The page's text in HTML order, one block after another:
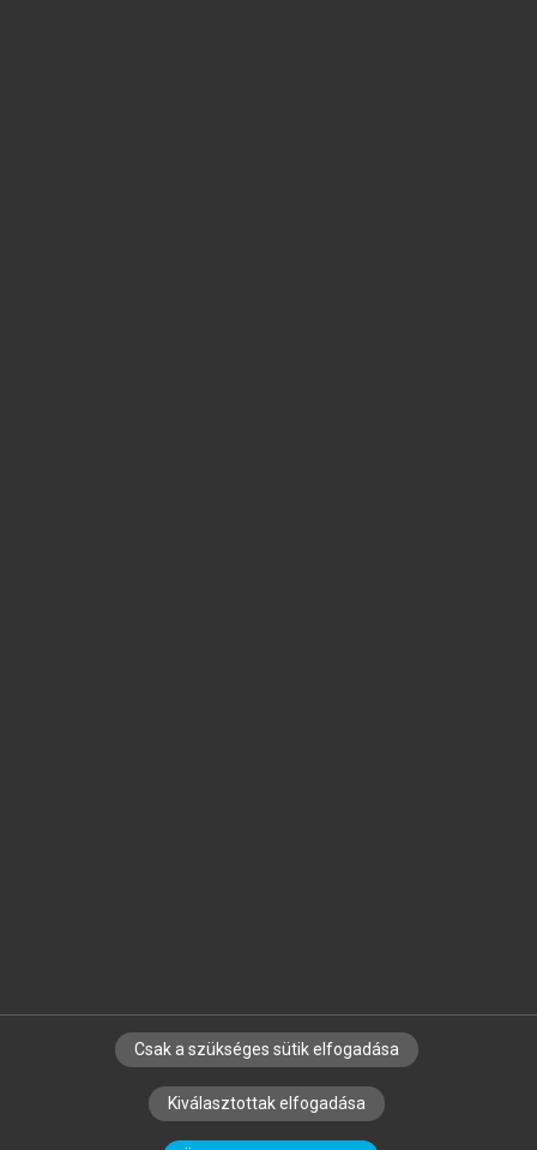
SZERZŐKNEK CÉGEKNEK KÖNYVTÁROSOKNAK
SZERKESZTÉSI ÉS LEKTORÁLÁSI ALAPELVEK
Csak a szükséges sütik elfogadása
Kiválasztottak elfogadása